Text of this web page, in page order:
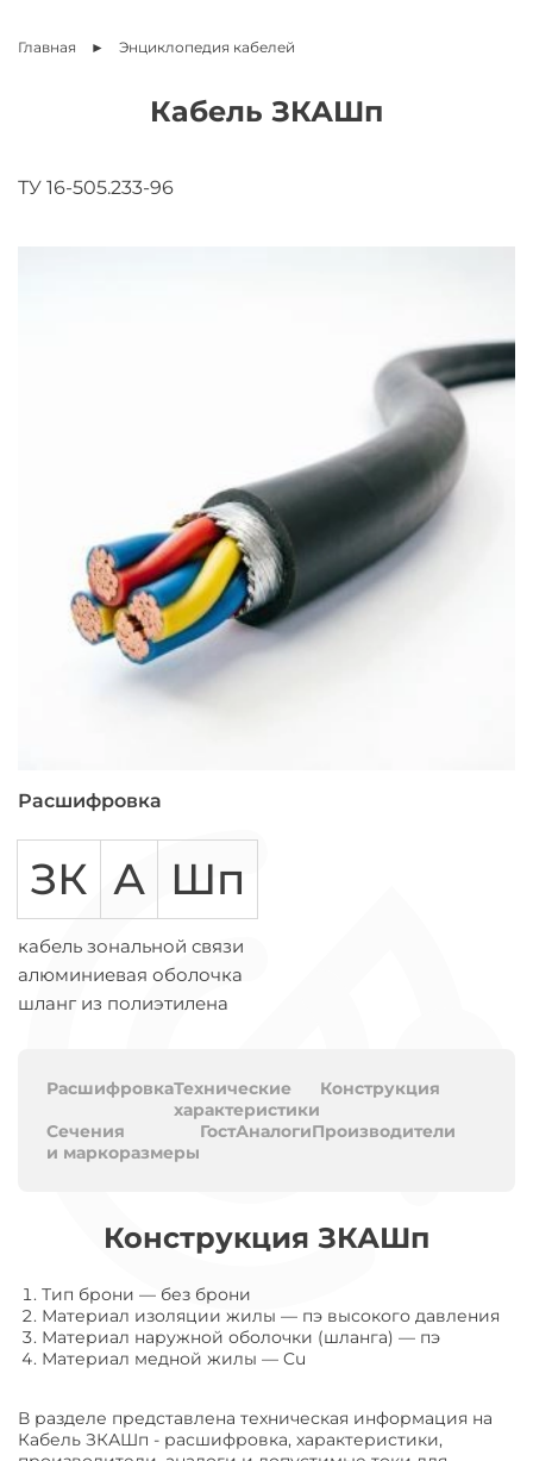
Главная Энциклопедия кабелей
Кабель ЗКАШп
ТУ 16-505.233-96
Расшифровка
ЗК А Шп
кабель зональной связи
алюминиевая оболочка
шланг из полиэтилена
РасшифровкаТехнические
характеристики
Конструкция
Сечения
и маркоразмеры
ГостАналогиПроизводители
Конструкция ЗКАШп
Тип брони — без брони
Материал изоляции жилы — пэ высокого давления
Материал наружной оболочки (шланга) — пэ
Материал медной жилы — Cu
В разделе представлена техническая информация на
Кабель ЗКАШп - расшифровка, характеристики,